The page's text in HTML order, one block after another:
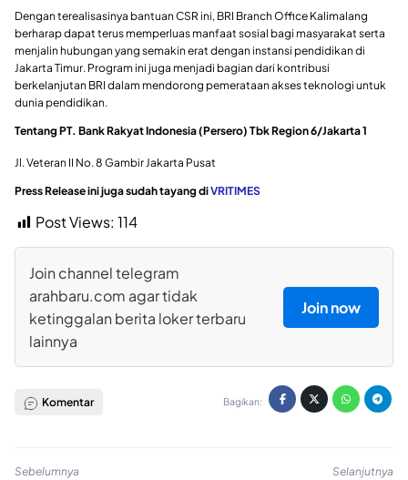
Dengan terealisasinya bantuan CSR ini, BRI Branch Office Kalimalang
berharap dapat terus memperluas manfaat sosial bagi masyarakat serta
menjalin hubungan yang semakin erat dengan instansi pendidikan di
Jakarta Timur. Program ini juga menjadi bagian dari kontribusi
berkelanjutan BRI dalam mendorong pemerataan akses teknologi untuk
dunia pendidikan.
Tentang PT. Bank Rakyat Indonesia (Persero) Tbk Region 6/Jakarta 1
Jl. Veteran II No. 8 Gambir Jakarta Pusat
Press Release ini juga sudah tayang diVRITIMES
Post Views: 114
Join channel telegram
arahbaru.com agar tidak
ketinggalan berita loker terbaru
lainnya
Join now
Komentar Bagikan:
Sebelumnya
Selanjutnya